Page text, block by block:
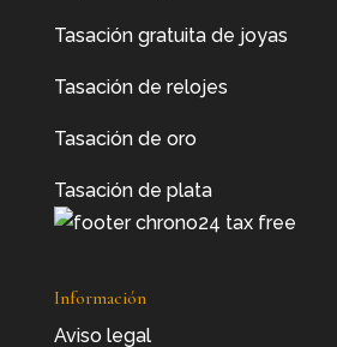
Tasación gratuita de joyas
Tasación de relojes
Tasación de oro
Tasación de plata
Información
Aviso legal